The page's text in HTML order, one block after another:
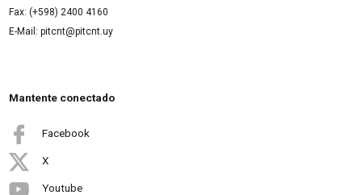
Fax: (+598) 2400 4160
E-Mail: pitcnt@pitcnt.uy
Mantente conectado
Facebook
X
Youtube